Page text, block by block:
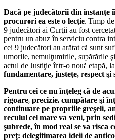
Dacă pe judecătorii din instanţe
procurori ea este o lecţie. Timp
9 judecători ai Curţii au fost
pentru un abuz în serviciu contra
cei 9 judecători au arătat că sunt
umorile, nemulţumirile, supărările
actul de Justiţie într-o nouă etapă,
fundamentare, justeţe, respect şi
Pentru cei ce nu înţeleg că de
rigoare, precizie, cumpătare şi
continuare pe propriile greşeli,
reculul cel mare va veni, prin
şubrede, în mod real se va risca
preţ: delegitimarea ideii de